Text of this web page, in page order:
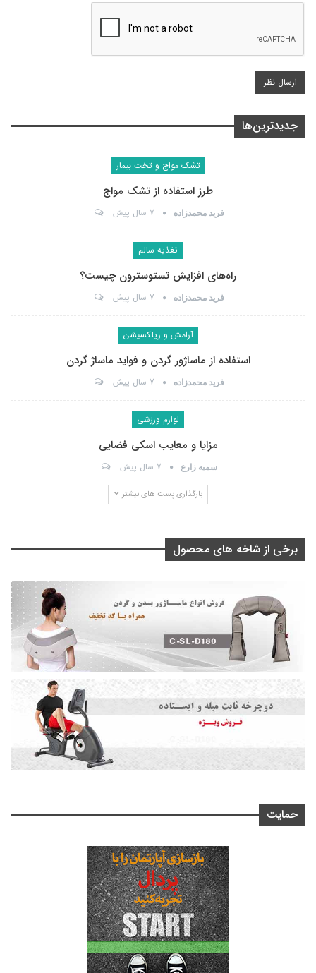
جدیدترین‌ها
تشک مواج و تخت بیمار
طرز استفاده از تشک مواج
فرید محمدزاده 7 سال پیش
تغذیه سالم
راه‌های افزایش تستوسترون چیست؟
فرید محمدزاده 7 سال پیش
آرامش و ریلکسیشن
استفاده از ماساژور گردن و فواید ماساژ گردن
فرید محمدزاده 7 سال پیش
لوازم ورزشی
مزایا و معایب اسکی فضایی
سمیه زارع 7 سال پیش
بارگذاری پست های بیشتر
برخی از شاخه های محصول
حمایت